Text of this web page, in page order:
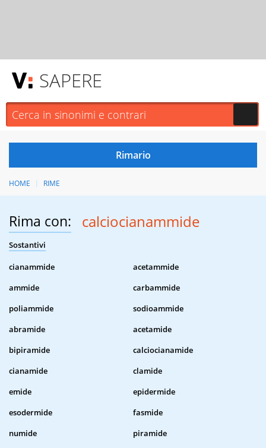
SAPERE
HOME RIME
Rima con: calciocianammide
Sostantivi
cianammide
acetammide
ammide
carbammide
poliammide
sodioammide
abramide
acetamide
bipiramide
calciocianamide
cianamide
clamide
emide
epidermide
esodermide
fasmide
numide
piramide